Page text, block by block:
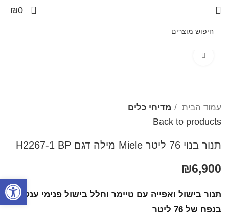
0
₪0
עמוד הבית מדיחי כלים
Back to products
תנור בנוי 76 ליטר Miele מילה דגם H2267-1 BP
₪6,900
תנור בישול ואפייה עם טיימר וחלל בישול פנימי ענק
בנפח של 76 ליטר
פתח